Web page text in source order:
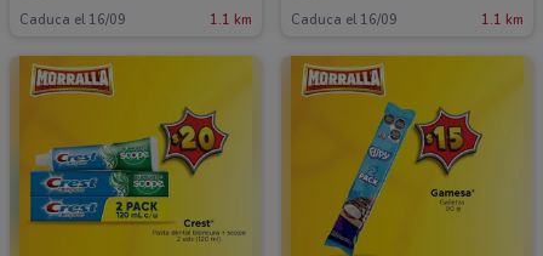
Caduca el 16/09 1.1 km Caduca el 16/09 1.1 km